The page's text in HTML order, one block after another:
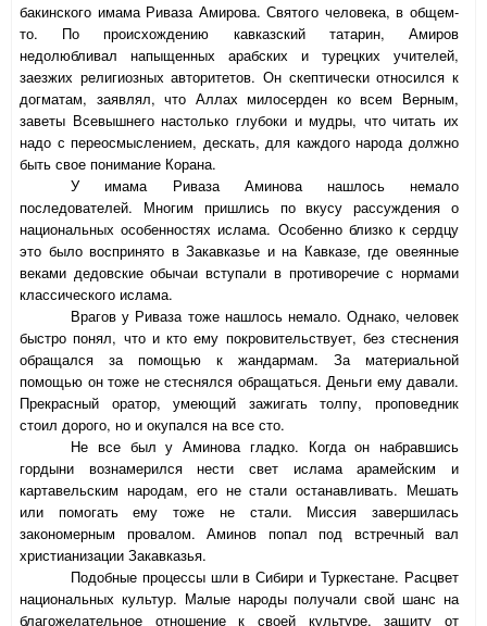
бакинского имама Риваза Амирова. Святого человека, в общем-
то. По происхождению кавказский татарин, Амиров
недолюбливал напыщенных арабских и турецких учителей,
заезжих религиозных авторитетов. Он скептически относился к
догматам, заявлял, что Аллах милосерден ко всем Верным,
заветы Всевышнего настолько глубоки и мудры, что читать их
надо с переосмыслением, дескать, для каждого народа должно
быть свое понимание Корана.
У имама Риваза Аминова нашлось немало
последователей. Многим пришлись по вкусу рассуждения о
национальных особенностях ислама. Особенно близко к сердцу
это было воспринято в Закавказье и на Кавказе, где овеянные
веками дедовские обычаи вступали в противоречие с нормами
классического ислама.
Врагов у Риваза тоже нашлось немало. Однако, человек
быстро понял, что и кто ему покровительствует, без стеснения
обращался за помощью к жандармам. За материальной
помощью он тоже не стеснялся обращаться. Деньги ему давали.
Прекрасный оратор, умеющий зажигать толпу, проповедник
стоил дорого, но и окупался на все сто.
Не все был у Аминова гладко. Когда он набравшись
гордыни вознамерился нести свет ислама арамейским и
картавельским народам, его не стали останавливать. Мешать
или помогать ему тоже не стали. Миссия завершилась
закономерным провалом. Аминов попал под встречный вал
христианизации Закавказья.
Подобные процессы шли в Сибири и Туркестане. Расцвет
национальных культур. Малые народы получали свой шанс на
благожелательное отношение к своей культуре, защиту от